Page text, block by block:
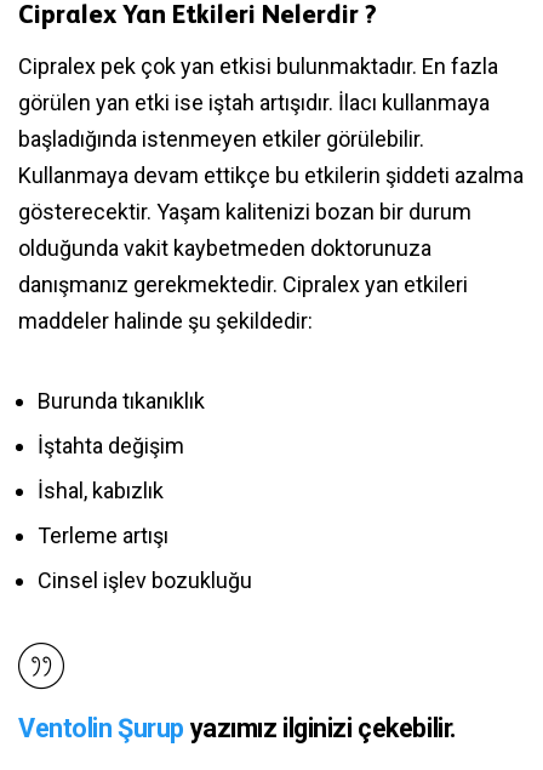
Cipralex Yan Etkileri Nelerdir ?
Cipralex pek çok yan etkisi bulunmaktadır. En fazla
görülen yan etki ise iştah artışıdır. İlacı kullanmaya
başladığında istenmeyen etkiler görülebilir.
Kullanmaya devam ettikçe bu etkilerin şiddeti azalma
gösterecektir. Yaşam kalitenizi bozan bir durum
olduğunda vakit kaybetmeden doktorunuza
danışmanız gerekmektedir. Cipralex yan etkileri
maddeler halinde şu şekildedir:
Burunda tıkanıklık
İştahta değişim
İshal, kabızlık
Terleme artışı
Cinsel işlev bozukluğu
Ventolin Şurup yazımız ilginizi çekebilir.